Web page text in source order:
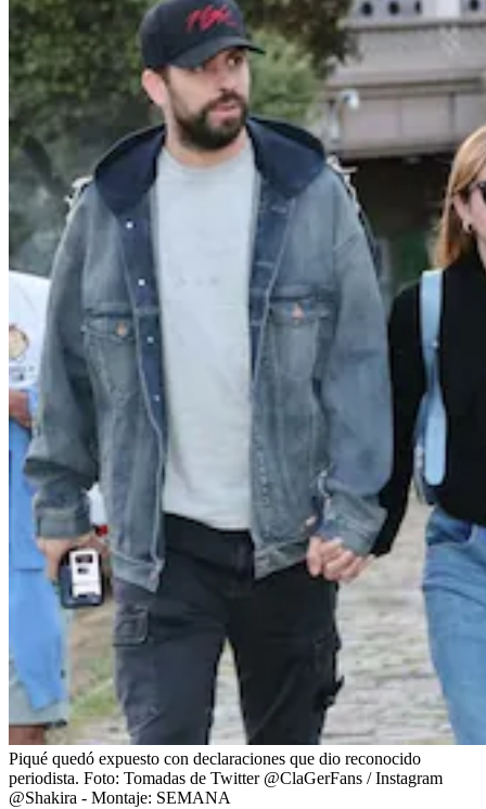
Piqué quedó expuesto con declaraciones que dio reconocido
periodista. Foto: Tomadas de Twitter @ClaGerFans / Instagram
@Shakira - Montaje: SEMANA